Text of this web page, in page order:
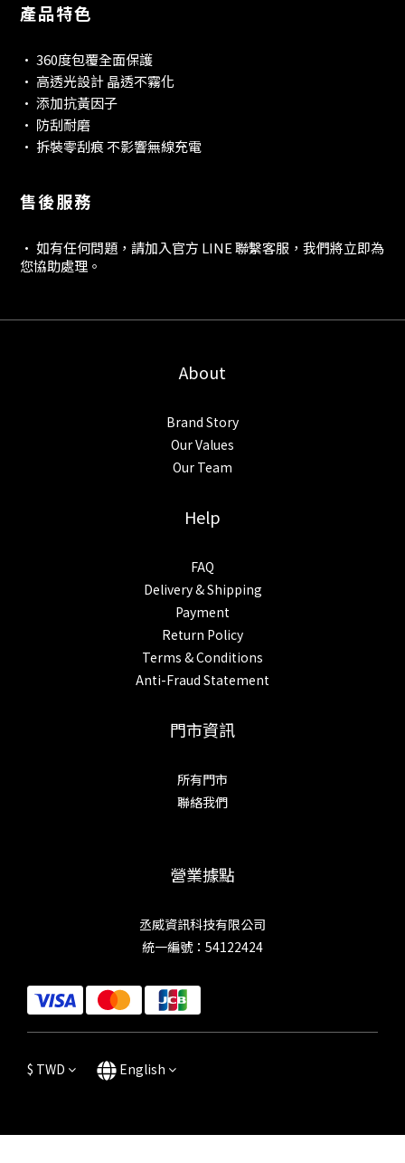
產品特色
• 360度包覆全面保護
• 高透光設計 晶透不霧化
• 添加抗黃因子
• 防刮耐磨
• 拆裝零刮痕 不影響無線充電
售後服務
• 如有任何問題，請加入官方 LINE 聯繫客服，我們將立即為
您協助處理。
About
Brand Story
Our Values
Our Team
Help
FAQ
Delivery & Shipping
Payment
Return Policy
Terms & Conditions
Anti-Fraud Statement
門市資訊
所有門市
聯絡我們
營業據點
丞威資訊科技有限公司
統一編號：54122424
$ TWD English